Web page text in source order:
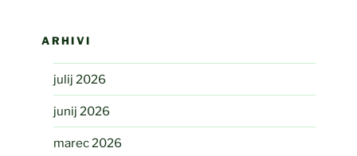
ARHIVI
julij 2026
junij 2026
marec 2026